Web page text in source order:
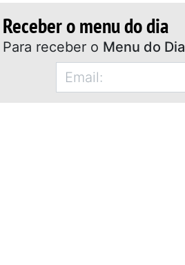
Receber o menu do dia
Para receber o Menu do Dia